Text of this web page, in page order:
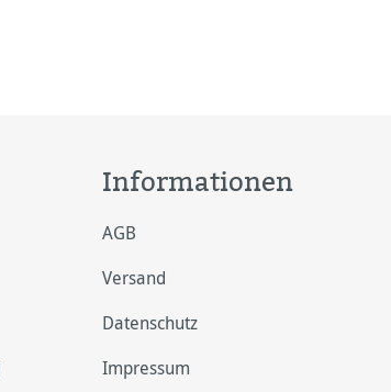
Informationen
AGB
Versand
Datenschutz
Impressum